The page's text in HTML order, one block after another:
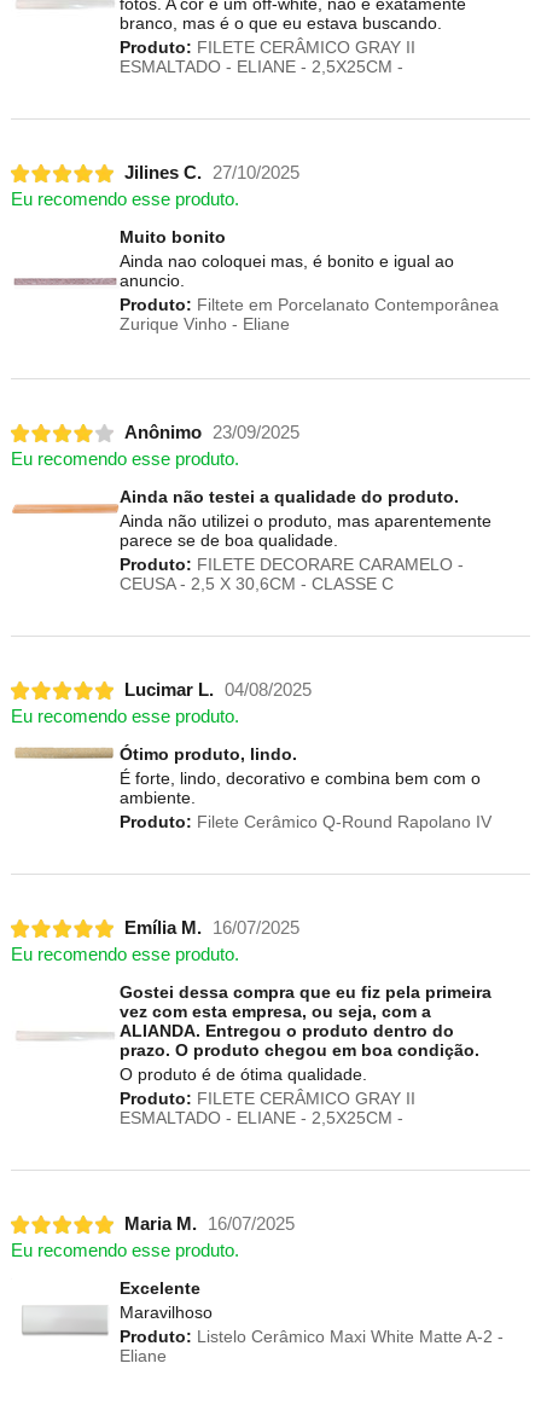
branco, mas é o que eu estava buscando.
Produto: FILETE CERÂMICO GRAY II
ESMALTADO - ELIANE - 2,5X25CM -
Jilines C. 27/10/2025
Eu recomendo esse produto.
Muito bonito
Ainda nao coloquei mas, é bonito e igual ao
anuncio.
Produto: Filtete em Porcelanato Contemporânea
Zurique Vinho - Eliane
Anônimo 23/09/2025
Eu recomendo esse produto.
Ainda não testei a qualidade do produto.
Ainda não utilizei o produto, mas aparentemente
parece se de boa qualidade.
Produto: FILETE DECORARE CARAMELO -
CEUSA - 2,5 X 30,6CM - CLASSE C
Lucimar L. 04/08/2025
Eu recomendo esse produto.
Ótimo produto, lindo.
É forte, lindo, decorativo e combina bem com o
ambiente.
Produto: Filete Cerâmico Q-Round Rapolano IV
Emília M.
16/07/2025
Eu recomendo esse produto.
Gostei dessa compra que eu fiz pela primeira
vez com esta empresa, ou seja, com a
ALIANDA. Entregou o produto dentro do
prazo. O produto chegou em boa condição.
O produto é de ótima qualidade.
Produto: FILETE CERÂMICO GRAY II
ESMALTADO - ELIANE - 2,5X25CM -
Maria M.
16/07/2025
Eu recomendo esse produto.
Excelente
Maravilhoso
Produto: Listelo Cerâmico Maxi White Matte A-2 -
Eliane